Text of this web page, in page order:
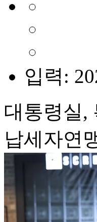
입력:
대통령실,
납세자연